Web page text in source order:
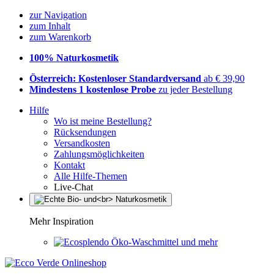
zur Navigation
zum Inhalt
zum Warenkorb
100% Naturkosmetik
Österreich: Kostenloser Standardversand ab € 39,90
Mindestens 1 kostenlose Probe zu jeder Bestellung
Hilfe
Wo ist meine Bestellung?
Rücksendungen
Versandkosten
Zahlungsmöglichkeiten
Kontakt
Alle Hilfe-Themen
Live-Chat
Mehr Inspiration
Öko-Waschmittel und mehr